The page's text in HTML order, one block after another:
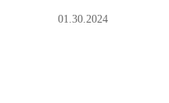
01.30.2024